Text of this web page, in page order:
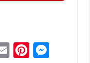
E
Pi